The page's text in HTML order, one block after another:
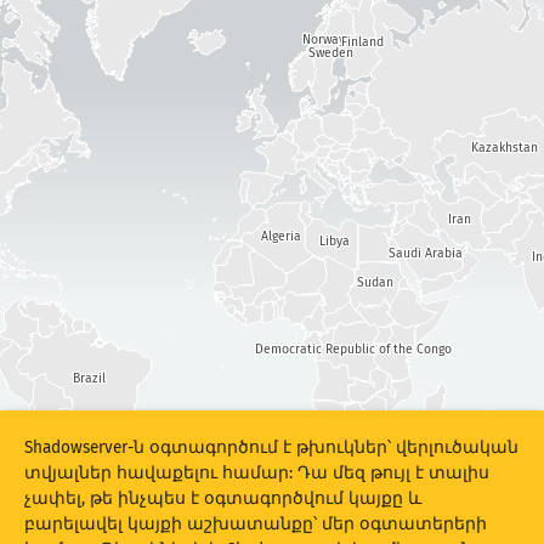
Հարձակումների վիճակագրություն․ Սարքեր
Օգնություն
Վտանգի աստիճան
Պիտակներ
Տվյալների սանդղակ
Թարմացնել Վերակայել
Ներբեռնել որպես PNG
Argentina
Democratic Republic of the Congo
South Africa
Kazakhstan
Brazil
Norway
Sweden
Finland
Libya
Sudan
Iran
Saudi Arabia
Algeria
Shadowserver-ն օգտագործում է թխուկներ՝ վերլուծական
տվյալներ հավաքելու համար: Դա մեզ թույլ է տալիս
չափել, թե ինչպես է օգտագործվում կայքը և
բարելավել կայքի աշխատանքը՝ մեր օգտատերերի